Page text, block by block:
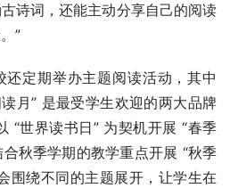
诗词，还能主动分享自己的阅读
”
还定期举办主题阅读活动，其中
月” 是最受学生欢迎的两大品牌
“世界读书日” 为契机开展 “春季
秋季学期的教学重点开展 “秋季
围绕不同的主题展开，让学生在